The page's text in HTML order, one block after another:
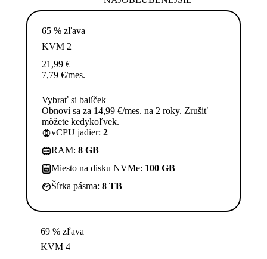
65 % zľava
KVM 2
21,99 €
7,79 €/mes.
Vybrať si balíček
Obnoví sa za 14,99 €/mes. na 2 roky. Zrušiť
môžete kedykoľvek.
vCPU jadier: 2
RAM: 8 GB
Miesto na disku NVMe: 100 GB
Šírka pásma: 8 TB
69 % zľava
KVM 4